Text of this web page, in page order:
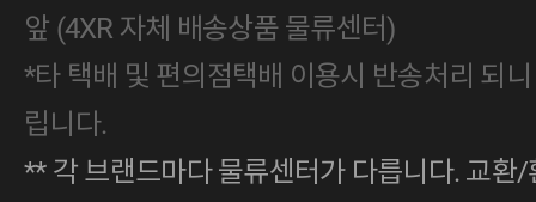
앞 (4XR 자체 배송상품 물류센터)
*타 택배 및 편의점택배 이용시 반송처리 되
립니다.
** 각 브랜드마다 물류센터가 다릅니다. 교환